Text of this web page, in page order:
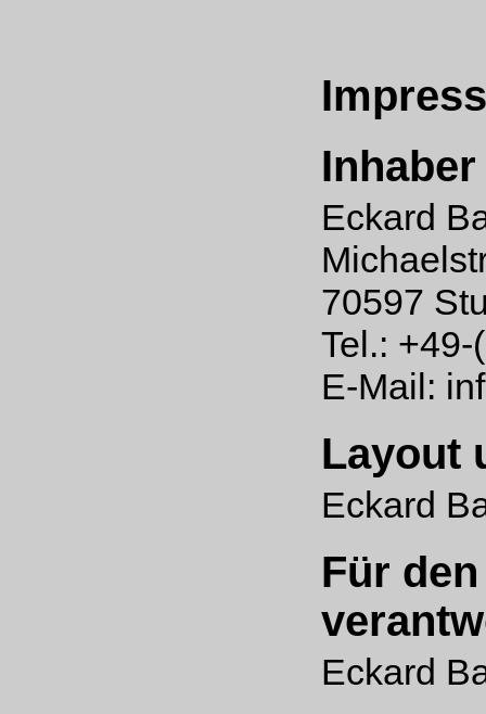
Eckard
70597
Tel.:
E-Mail:
Layout
Eckard
Für
Eckard